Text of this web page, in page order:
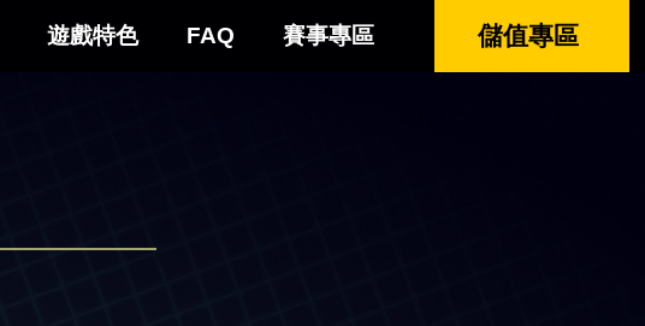
遊戲特色 FAQ 賽事專區 儲值專區